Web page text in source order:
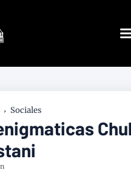
Sociales